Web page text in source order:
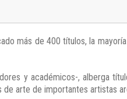
más de 400 títulos, la
y académicos-, alberga
arte de importantes artistas